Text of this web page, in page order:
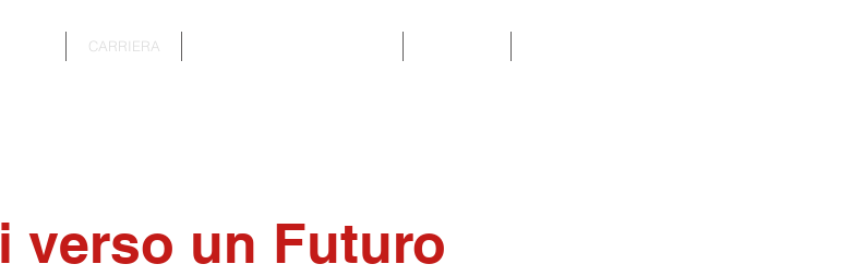
CARRIERA
verso un Futuro